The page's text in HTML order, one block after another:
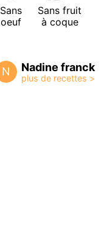
Sans
oeuf
Sans fruit
à coque
N Nadine franck